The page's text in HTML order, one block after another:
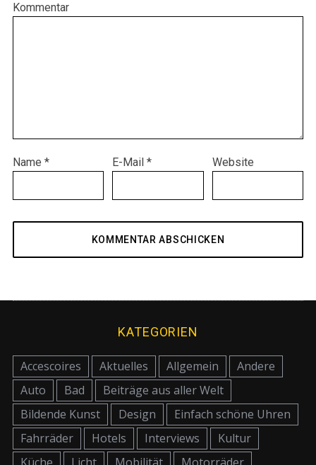
Kommentar
Name * E-Mail* Website
KATEGORIEN
Accescoires Aktuelles Allgemein
Andere
Auto
Bad
Beiträge aus aller Welt
Bildende Kunst
Design
Einfach schöne Uhren
Fahrräder
Hotels Interviews
Kultur